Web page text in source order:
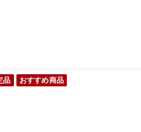
品 おすすめ商品